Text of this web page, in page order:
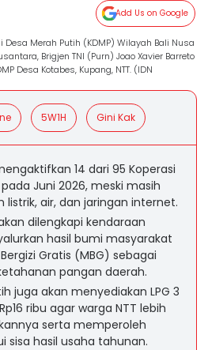
Add Us on Google
Merah Putih (KDMP) Wilayah Bali Nusa
Brigjen TNI (Purn) Joao Xavier Barreto
Desa Kotabes, Kupang, NTT. (IDN
5W1H Gini Kak
14 dari 95 Koperasi
Juni 2026, meski masih
listrik, air, dan jaringan internet.
dilengkapi kendaraan
hasil bumi masyarakat
Gratis (MBG) sebagai
pangan daerah.
juga akan menyediakan LPG 3
ribu agar warga NTT lebih
serta memperoleh
sisa hasil usaha tahunan.